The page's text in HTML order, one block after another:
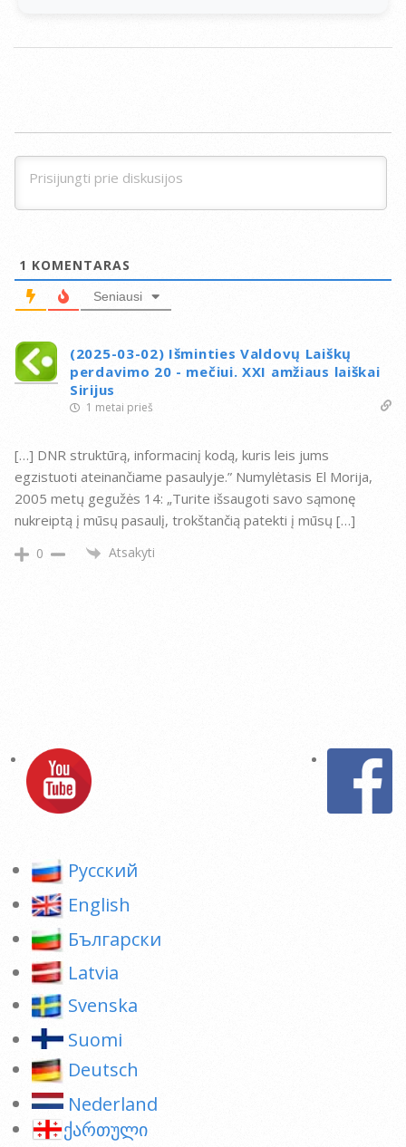
1 KOMENTARAS
Seniausi
(2025-03-02) Išminties Valdovų Laiškų
perdavimo 20 - mečiui. XXI amžiaus laiškai
Sirijus
1 metai prieš
[…] DNR struktūrą, informacinį kodą, kuris leis jums
egzistuoti ateinančiame pasaulyje.” Numylėtasis El Morija,
2005 metų gegužės 14: „Turite išsaugoti savo sąmonę
nukreiptą į mūsų pasaulį, trokštančią patekti į mūsų […]
0 Atsakyti
Pусский
English
Български
Latvia
Svenska
Suomi
Deutsch
Nederland
ქართული